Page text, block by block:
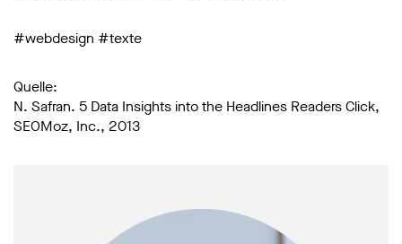
#webdesign #texte
Quelle:
N. Safran. 5 Data Insights into the Headlines Readers Click,
SEOMoz, Inc., 2013